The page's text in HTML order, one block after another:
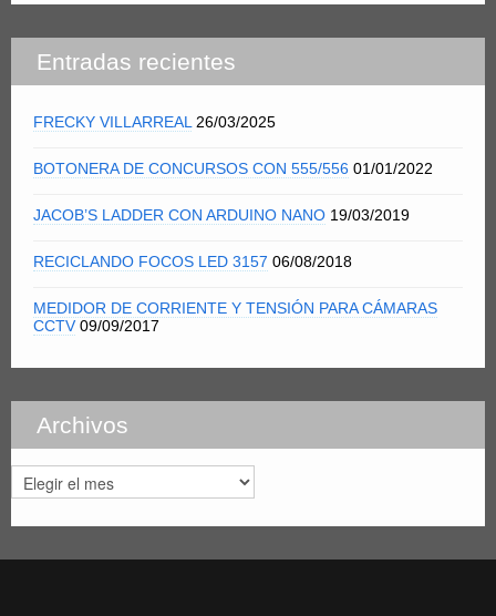
Entradas recientes
FRECKY VILLARREAL 26/03/2025
BOTONERA DE CONCURSOS CON 555/556 01/01/2022
JACOB’S LADDER CON ARDUINO NANO 19/03/2019
RECICLANDO FOCOS LED 3157 06/08/2018
MEDIDOR DE CORRIENTE Y TENSIÓN PARA CÁMARAS
CCTV 09/09/2017
Archivos
Archivos